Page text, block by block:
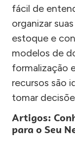
fácil de
organizar
estoque e
modelos de
formalização
recursos são
tomar
Artigos:
para o Seu